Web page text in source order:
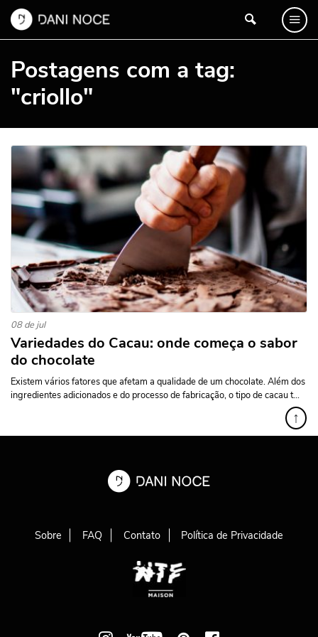
Postagens com a tag:
"criollo"
08 de jul
Variedades do Cacau: onde começa o sabor
do chocolate
Existem vários fatores que afetam a qualidade de um chocolate. Além dos
ingredientes adicionados e do processo de fabricação, o tipo de cacau t...
↑
Sobre FAQ Contato Política de Privacidade